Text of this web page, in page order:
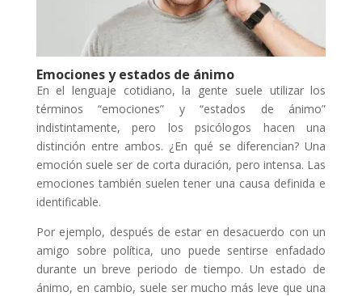
Emociones y estados de ánimo
En el lenguaje cotidiano, la gente suele utilizar los
términos “emociones” y “estados de ánimo”
indistintamente, pero los psicólogos hacen una
distinción entre ambos. ¿En qué se diferencian? Una
emoción suele ser de corta duración, pero intensa. Las
emociones también suelen tener una causa definida e
identificable.
Por ejemplo, después de estar en desacuerdo con un
amigo sobre política, uno puede sentirse enfadado
durante un breve periodo de tiempo. Un estado de
ánimo, en cambio, suele ser mucho más leve que una